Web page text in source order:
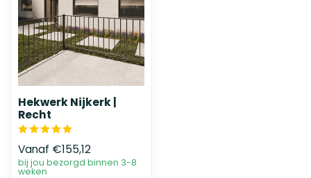
Hekwerk Nijkerk |
Recht
Vanaf €155,12
bij jou bezorgd binnen 3-8
weken